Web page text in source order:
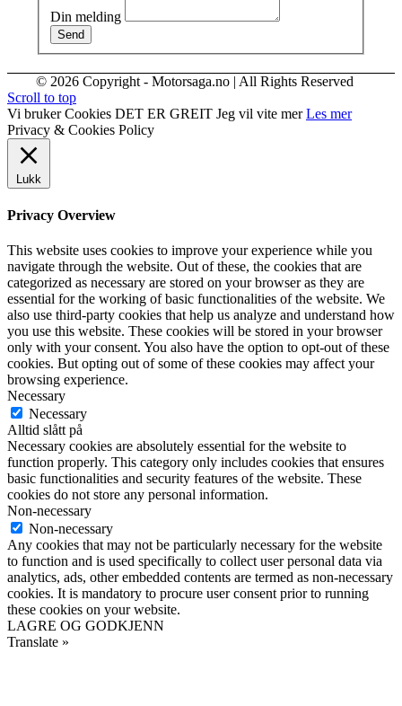
Din melding
Send
© 2026 Copyright - Motorsaga.no | All Rights Reserved
Scroll to top
Vi bruker Cookies DET ER GREIT Jeg vil vite mer Les mer
Privacy & Cookies Policy
Lukk
Privacy Overview
This website uses cookies to improve your experience while you
navigate through the website. Out of these, the cookies that are
categorized as necessary are stored on your browser as they are
essential for the working of basic functionalities of the website. We
also use third-party cookies that help us analyze and understand how
you use this website. These cookies will be stored in your browser
only with your consent. You also have the option to opt-out of these
cookies. But opting out of some of these cookies may affect your
browsing experience.
Necessary
Necessary
Alltid slått på
Necessary cookies are absolutely essential for the website to
function properly. This category only includes cookies that ensures
basic functionalities and security features of the website. These
cookies do not store any personal information.
Non-necessary
Non-necessary
Any cookies that may not be particularly necessary for the website
to function and is used specifically to collect user personal data via
analytics, ads, other embedded contents are termed as non-necessary
cookies. It is mandatory to procure user consent prior to running
these cookies on your website.
LAGRE OG GODKJENN
Translate »